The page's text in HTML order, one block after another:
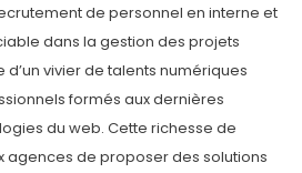
de personnel en interne et
dans la gestion des projets
d’un vivier de talents numériques
formés aux dernières
du web. Cette richesse de
de proposer des solutions